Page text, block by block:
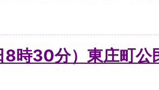
8時30分）東庄町